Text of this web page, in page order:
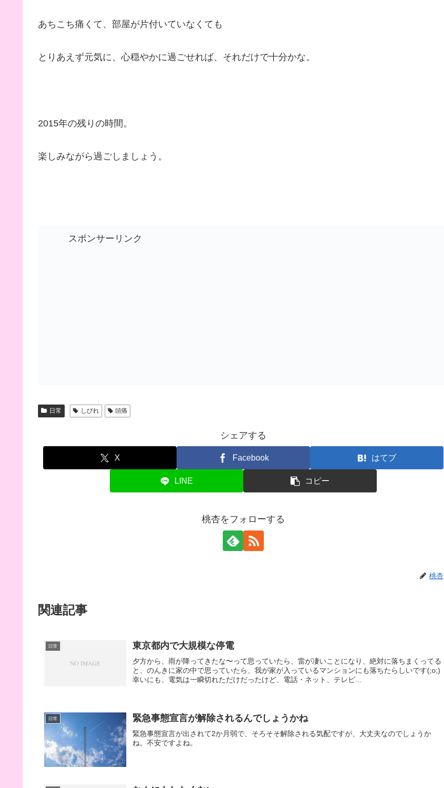
あちこち痛くて、部屋が片付いていなくても
とりあえず元気に、心穏やかに過ごせれば、それだけで十分かな。
2015年の残りの時間。
楽しみながら過ごしましょう。
スポンサーリンク
日常 しびれ 頭痛
シェアする
X Facebook はてブ
LINE コピー
桃杏をフォローする
桃杏
関連記事
日常 東京都内で大規模な停電
夕方から、雨が降ってきたな〜って思っていたら、雷が凄いことになり、絶対に落ちまくってる
と、のんきに家の中で思っていたら、我が家が入っているマンションにも落ちたらしいです(;o;)
幸いにも、電気は一瞬切れただけだったけど、電話・ネット、テレビ...
日常 緊急事態宣言が解除されるんでしょうかね
緊急事態宣言が出されて2か月弱で、そろそそ解除される気配ですが、大丈夫なのでしょうか
ね。不安ですよね。